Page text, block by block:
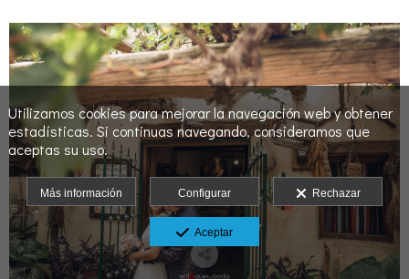
Utilizamos cookies para mejorar la navegación web y obtener
estadísticas. Si continuas navegando, consideramos que
aceptas su uso.
Más información Configurar Rechazar
Aceptar